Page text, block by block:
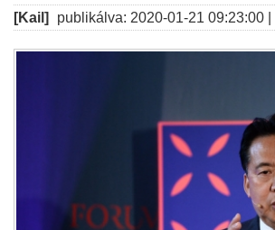
[Kail] publikálva: 2020-01-21 09:23:00 |